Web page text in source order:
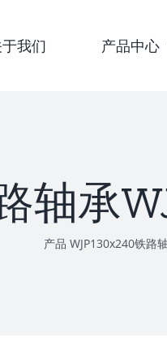
我们 产品中心
轴承
产品 WJP130x240铁路